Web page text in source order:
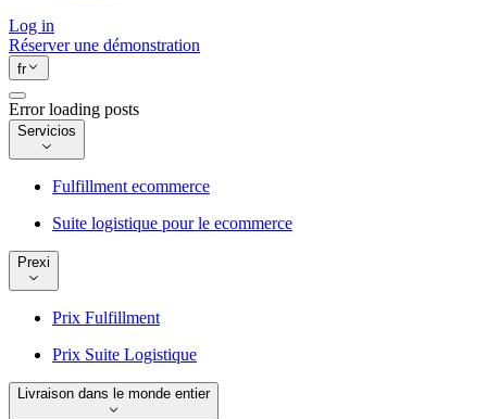
Log in
Réserver une démonstration
fr
Error loading posts
Servicios
Fulfillment ecommerce
Suite logistique pour le ecommerce
Prexi
Prix Fulfillment
Prix Suite Logistique
Livraison dans le monde entier